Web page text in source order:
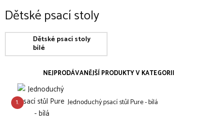
Dětské psací stoly
Dětské psací stoly
bílé
NEJPRODÁVANĚJŠÍ PRODUKTY V KATEGORII
1. Jednoduchý psací stůl Pure - bílá